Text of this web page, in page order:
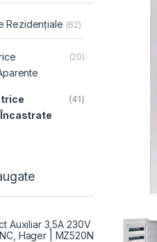
Rezidențiale (62)
(20)
(41)
Auxiliar 3,5A 230V
Hager | MZ520N